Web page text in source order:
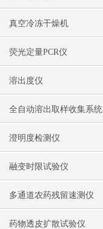
真空冷冻干燥机
荧光定量PCR仪
溶出度仪
全自动溶出取样收集系统
澄明度检测仪
融变时限试验仪
多通道农药残留速测仪
药物透皮扩散试验仪